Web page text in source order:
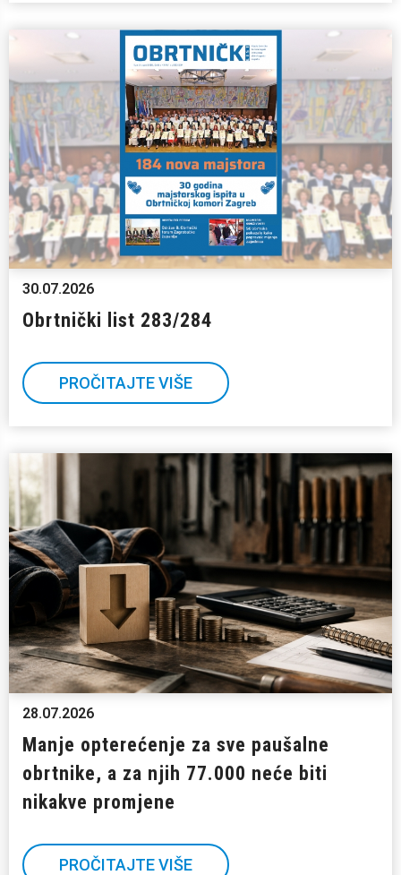
30.07.2026
Obrtnički list 283/284
PROČITAJTE VIŠE
28.07.2026
Manje opterećenje za sve paušalne
obrtnike, a za njih 77.000 neće biti
nikakve promjene
PROČITAJTE VIŠE